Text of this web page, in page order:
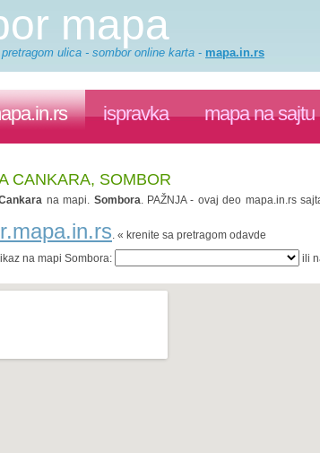
mapa
ulica - sombor online karta - mapa.in.rs
ispravka mapa na sajtu
CANKARA, SOMBOR
na mapi. Sombora. PAŽNJA - ovaj deo mapa.in.rs
. « krenite sa pretragom odavde
na mapi Sombora:
ili